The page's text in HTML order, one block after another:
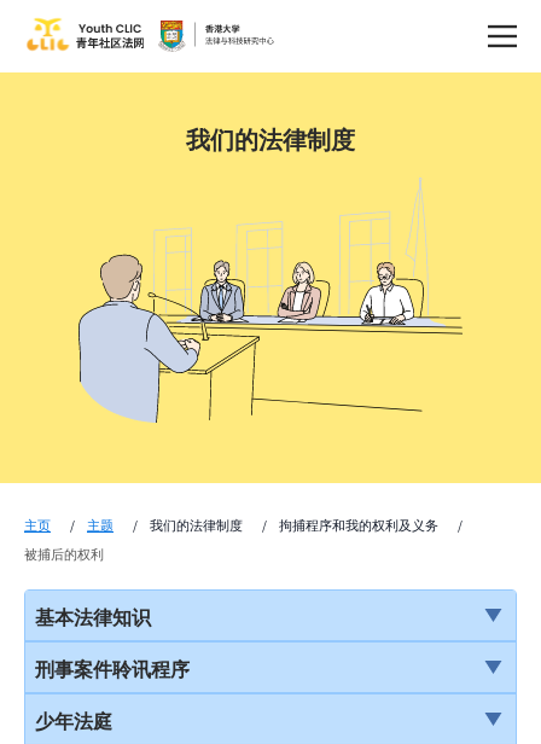
我们的法律制度
主页 主题 我们的法律制度
拘捕程序和我的权利及义务
被捕后的权利
基本法律知识
法治
香港法律来源
刑事案件聆讯程序
刑事案件一般聆讯程序
少年法庭